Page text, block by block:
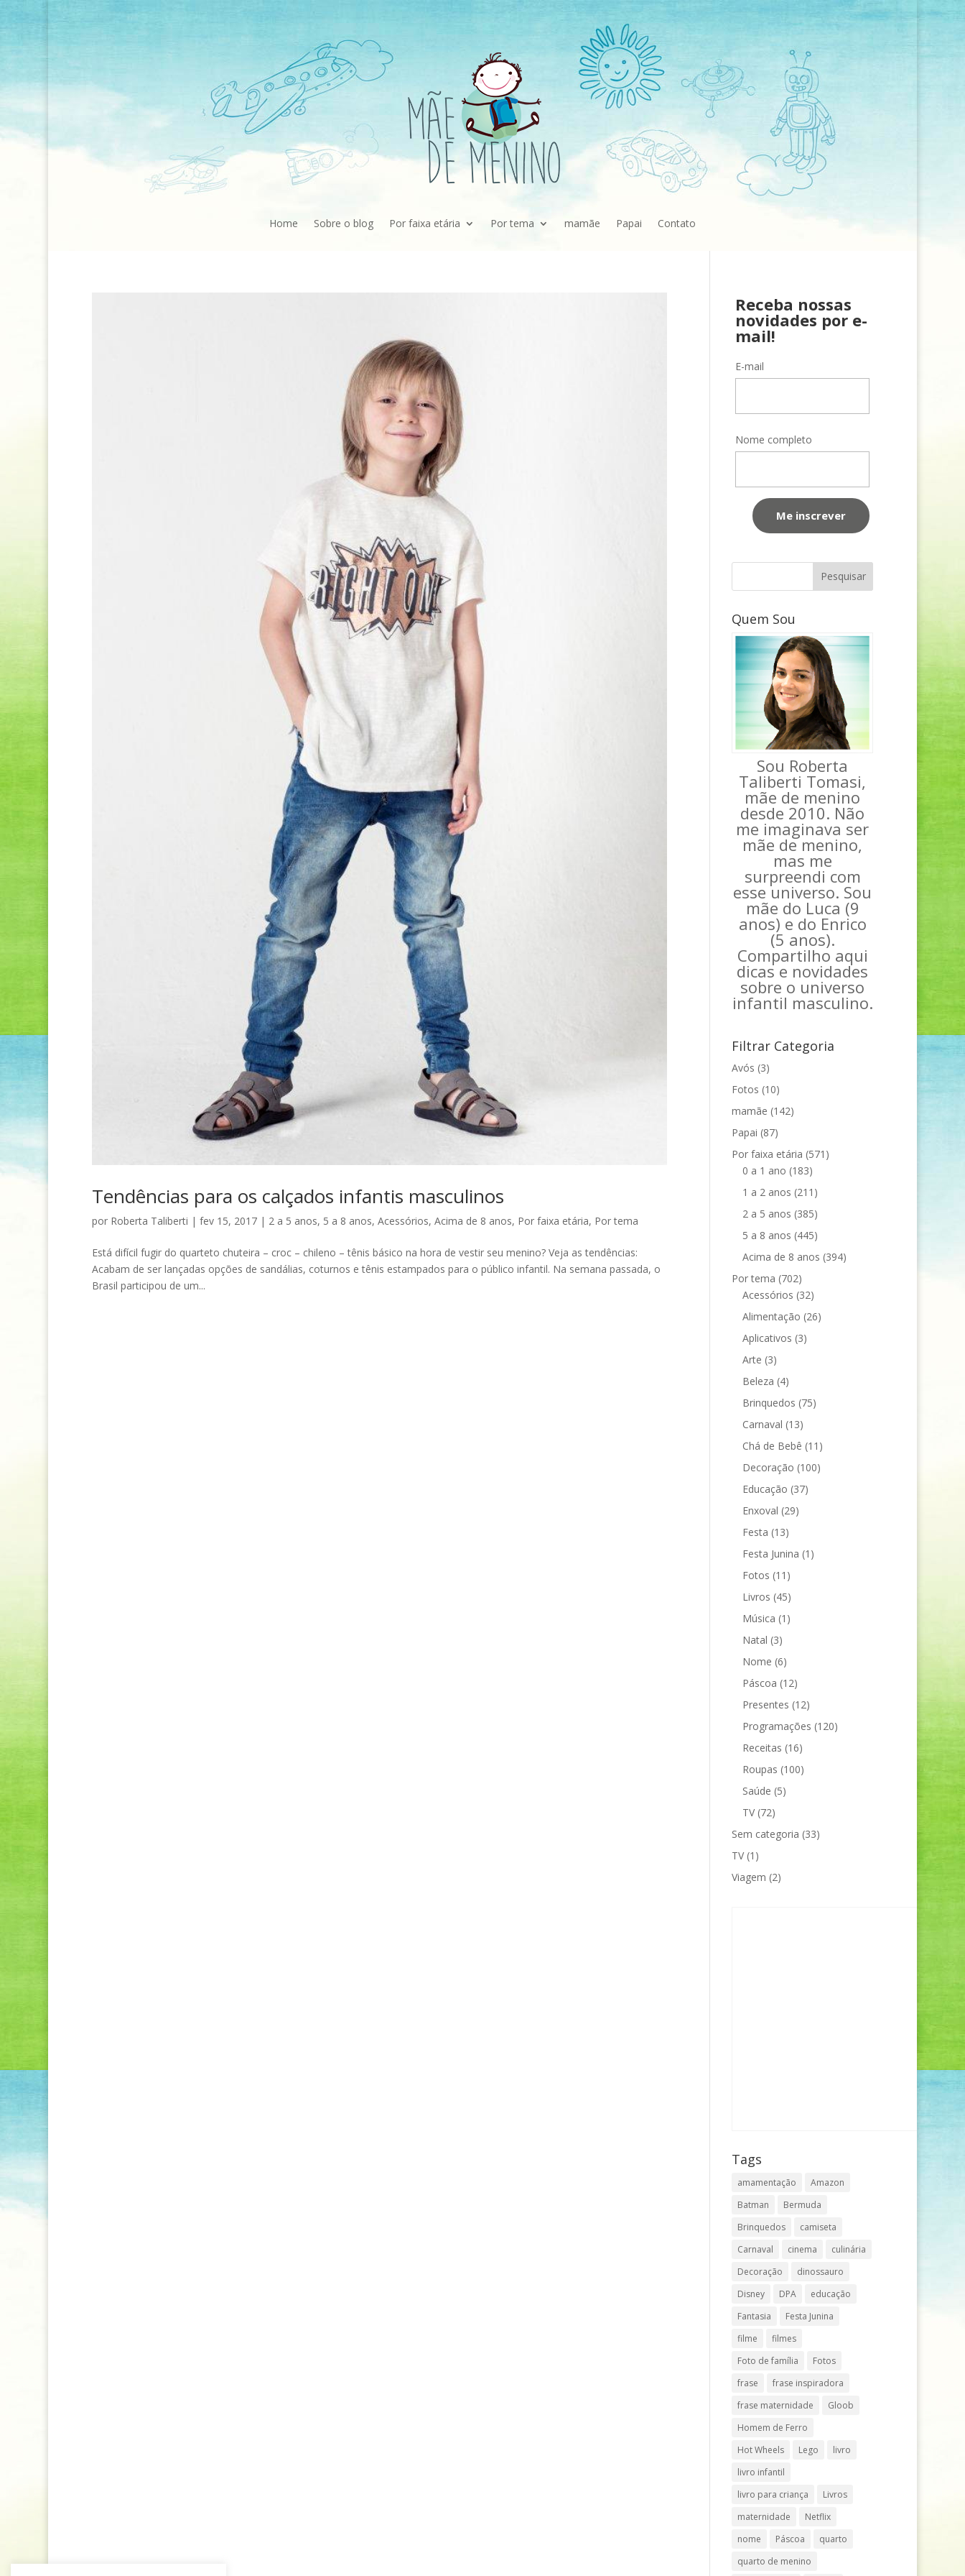
Home Sobre o blog Por faixa etária Por tema mamãe Papai Contato
Tendências para os calçados infantis masculinos
por Roberta Taliberti | fev 15, 2017| 2 a 5 anos, 5 a 8 anos, Acessórios, Acima de 8 anos, Por faixa etária, Por tema
Está difícil fugir do quarteto chuteira – croc – chileno – tênis básico na hora de vestir seu menino? Veja as tendências:
Acabam de ser lançadas opções de sandálias, coturnos e tênis estampados para o público infantil. Na semana passada, o
Brasil participou de um...
Receba nossas
novidades por e-
mail!
E-mail
Nome completo
Quem Sou
Sou Roberta
Taliberti Tomasi,
mãe de menino
desde 2010. Não
me imaginava ser
mãe de menino,
mas me
surpreendi com
esse universo. Sou
mãe do Luca (9
anos) e do Enrico
(5 anos).
Compartilho aqui
dicas e novidades
sobre o universo
infantil masculino.
Filtrar Categoria
Avós (3)
Fotos (10)
mamãe (142)
Papai (87)
Por faixa etária (571)
0 a 1 ano (183)
1 a 2 anos (211)
2 a 5 anos (385)
5 a 8 anos (445)
Acima de 8 anos (394)
Por tema (702)
Acessórios (32)
Alimentação (26)
Aplicativos (3)
Arte (3)
Beleza (4)
Brinquedos (75)
Carnaval (13)
Chá de Bebê (11)
Decoração (100)
Educação (37)
Enxoval (29)
Festa (13)
Festa Junina (1)
Fotos (11)
Livros (45)
Música (1)
Natal (3)
Nome (6)
Páscoa (12)
Presentes (12)
Programações (120)
Receitas (16)
Roupas (100)
Saúde (5)
TV(72)
Sem categoria (33)
TV(1)
Viagem (2)
Tags
amamentação
Amazon
Batman
Bermuda
Brinquedos
camiseta
Carnaval
cinema
culinária
Decoração
dinossauro
Disney
DPA
educação
Fantasia
Festa Junina
filme
filmes
Foto de família
Fotos
frase
frase inspiradora
frase maternidade
Gloob
Homem de Ferro
Hot Wheels
Lego
livro
livro infantil
livro para criança
Livros
maternidade
Netflix
nome
Páscoa
quarto
quarto de menino